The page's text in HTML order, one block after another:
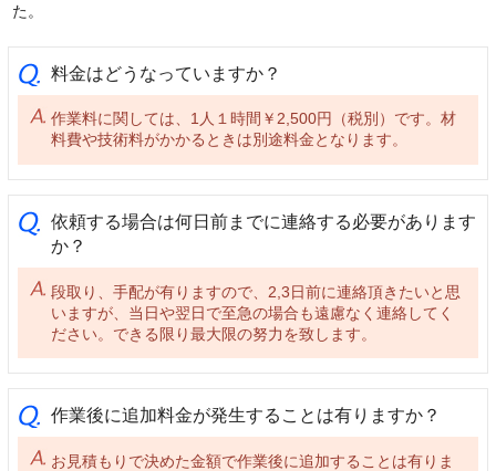
た。
料金はどうなっていますか？
作業料に関しては、1人１時間￥2,500円（税別）です。材
料費や技術料がかかるときは別途料金となります。
依頼する場合は何日前までに連絡する必要があります
か？
段取り、手配が有りますので、2,3日前に連絡頂きたいと思
いますが、当日や翌日で至急の場合も遠慮なく連絡してく
ださい。できる限り最大限の努力を致します。
作業後に追加料金が発生することは有りますか？
お見積もりで決めた金額で作業後に追加することは有りま